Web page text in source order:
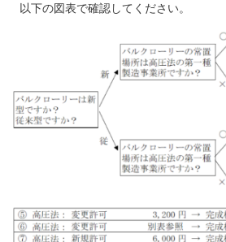
以下の図表で確認してください。